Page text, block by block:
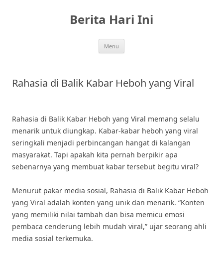
Berita Hari Ini
Menu
Rahasia di Balik Kabar Heboh yang Viral
Rahasia di Balik Kabar Heboh yang Viral memang selalu
menarik untuk diungkap. Kabar-kabar heboh yang viral
seringkali menjadi perbincangan hangat di kalangan
masyarakat. Tapi apakah kita pernah berpikir apa
sebenarnya yang membuat kabar tersebut begitu viral?
Menurut pakar media sosial, Rahasia di Balik Kabar Heboh
yang Viral adalah konten yang unik dan menarik. “Konten
yang memiliki nilai tambah dan bisa memicu emosi
pembaca cenderung lebih mudah viral,” ujar seorang ahli
media sosial terkemuka.